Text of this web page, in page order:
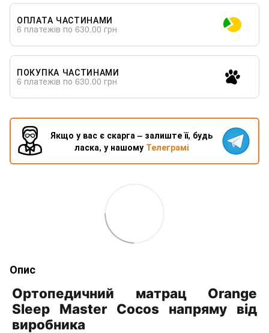
ОПЛАТА ЧАСТИНАМИ
6 платежів по 630.00 грн
ПОКУПКА ЧАСТИНАМИ
6 платежів по 630.00 грн
Якщо у вас є скарга – залиште її, будь
ласка, у нашому Телеграмі
Опис
Ортопедичний матрац Orange
Sleep Master Cocos напряму від
виробника